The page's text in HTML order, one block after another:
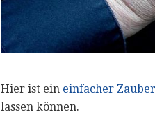
Hier ist ein einfacher
lassen können.